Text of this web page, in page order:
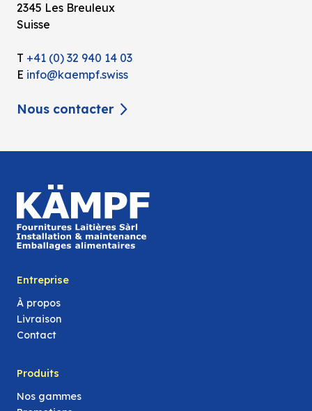
2345 Les Breuleux
Suisse
T +41 (0) 32 940 14 03
E info@kaempf.swiss
Nous contacter
Entreprise
À propos
Livraison
Contact
Produits
Nos gammes